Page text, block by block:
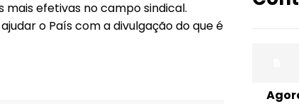
efetivas no campo sindical.
o País com a divulgação do que é